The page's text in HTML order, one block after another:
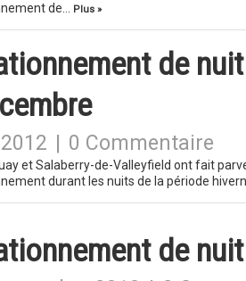
de…
Plus »
de
0 Commentaire
et Salaberry-de-Valleyfield ont fait
durant les nuits de la période
de nuit